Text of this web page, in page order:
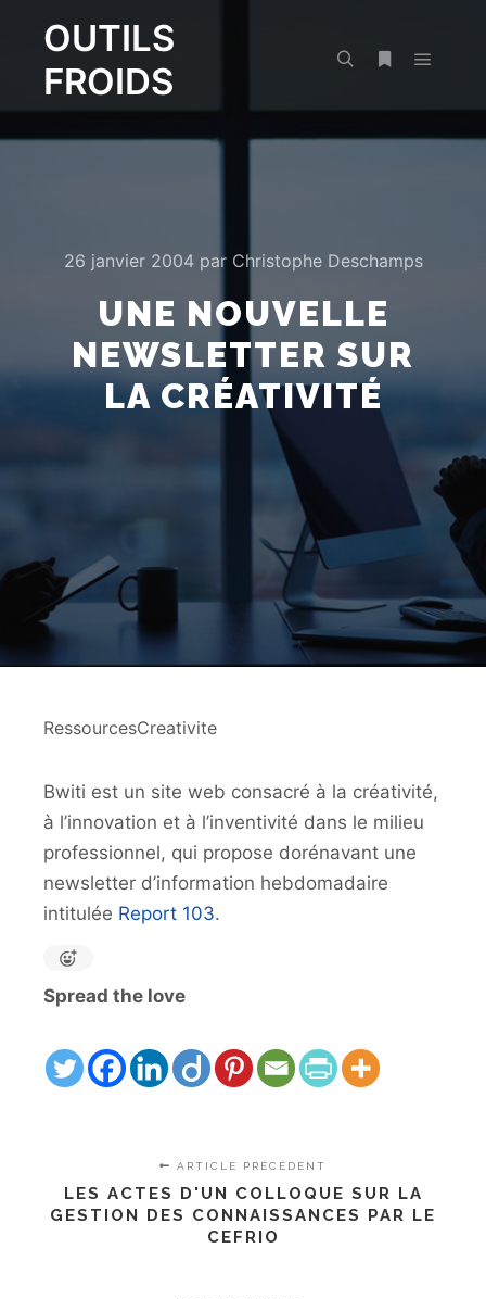
OUTILS
FROIDS
26 janvier 2004par Christophe Deschamps
UNE NOUVELLE
NEWSLETTER SUR
LA CRÉATIVITÉ
RessourcesCreativite
Bwiti est un site web consacré à la créativité,
à l’innovation et à l’inventivité dans le milieu
professionnel, qui propose dorénavant une
newsletter d’information hebdomadaire
intitulée Report 103.
Spread the love
ARTICLE PRÉCÉDENT
LES ACTES D'UN COLLOQUE SUR LA
GESTION DES CONNAISSANCES PAR LE
CEFRIO